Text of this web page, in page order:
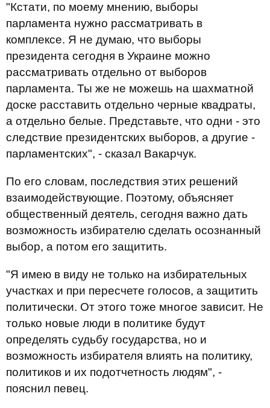
"Кстати, по моему мнению, выборы
парламента нужно рассматривать в
комплексе. Я не думаю, что выборы
президента сегодня в Украине можно
рассматривать отдельно от выборов
парламента. Ты же не можешь на шахматной
доске расставить отдельно черные квадраты,
а отдельно белые. Представьте, что одни - это
следствие президентских выборов, а другие -
парламентских", - сказал Вакарчук.
По его словам, последствия этих решений
взаимодействующие. Поэтому, объясняет
общественный деятель, сегодня важно дать
возможность избирателю сделать осознанный
выбор, а потом его защитить.
"Я имею в виду не только на избирательных
участках и при пересчете голосов, а защитить
политически. От этого тоже многое зависит. Не
только новые люди в политике будут
определять судьбу государства, но и
возможность избирателя влиять на политику,
политиков и их подотчетность людям", -
пояснил певец.